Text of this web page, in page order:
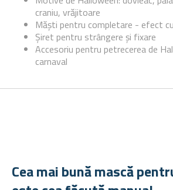
craniu, vrăjitoare
Măști pentru completare - efect
Șiret pentru strângere și fixare
Accesoriu pentru petrecerea de
carnaval
Cea mai bună mască